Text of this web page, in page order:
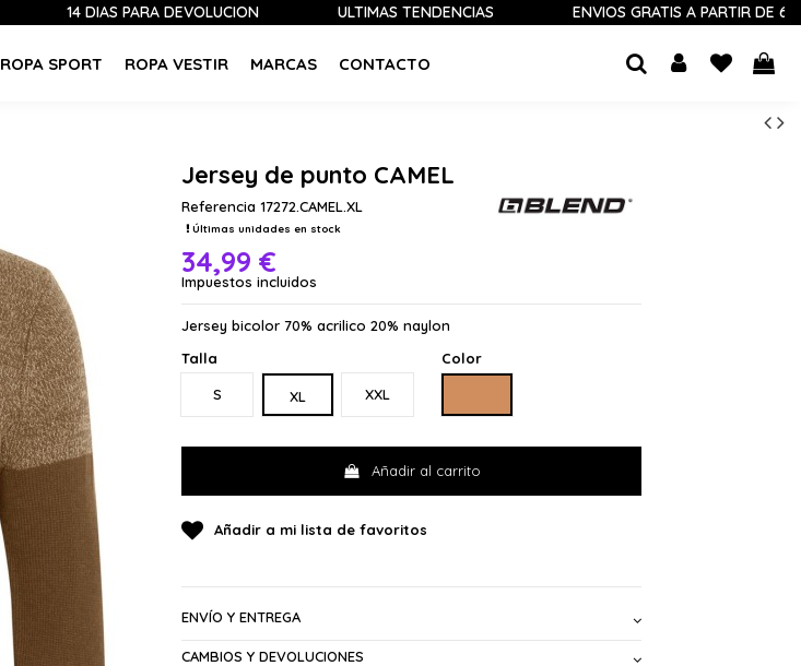
14 DÍAS PARA DEVOLUCIÓN ÚLTIMAS TENDENCIAS ENVÍOS GRATIS A PARTIR DE 60 €
ROPA SPORT ROPA VESTIR MARCAS CONTACTO
Jersey de punto CAMEL
Referencia 17272.CAMEL.XL
Últimas unidades en stock
34,99 €
Impuestos incluidos
Jersey bicolor 70% acrilico 20% naylon
Talla
S XL XXL
Color
Añadir al carrito
ENVÍO Y ENTREGA
CAMBIOS Y DEVOLUCIONES